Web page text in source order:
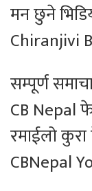
मन छुने
Chiranjivi
सम्पूर्ण
CB
रमाईलो
CBNepal